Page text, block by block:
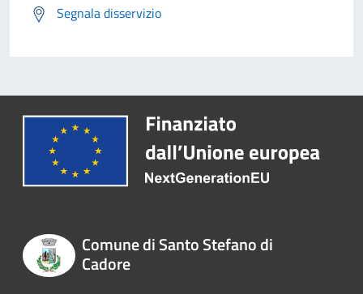
Segnala disservizio
Comune di Santo Stefano di
Cadore